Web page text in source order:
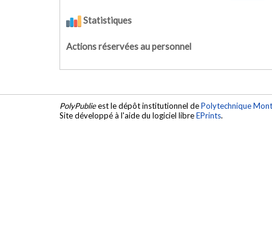
Statistiques
Actions réservées au personnel
PolyPublieest le dépôt institutionnel dePolytechnique
Site développé à l'aide du logiciel libreEPrints.